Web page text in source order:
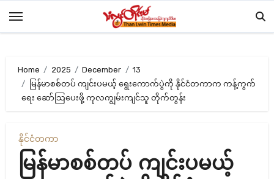
Home 2025 December
13
မြန်မာစစ်တပ် ကျင်းပမယ့် ရွေးကောက်ပွဲကို နိုင်ငံတကာက ကန့်ကွက်
ရေး ဆော်သြပေးဖို့ ကုလကျွမ်းကျင်သူ တိုက်တွန်း
နိုင်ငံတကာ
မြန်မာစစ်တပ် ကျင်းပမယ့်